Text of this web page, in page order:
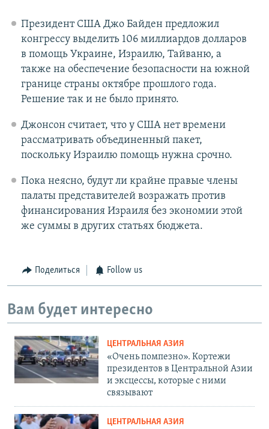
Президент США Джо Байден предложил
конгрессу выделить 106 миллиардов долларов
в помощь Украине, Израилю, Тайваню, а
также на обеспечение безопасности на южной
границе страны октябре прошлого года.
Решение так и не было принято.
Джонсон считает, что у США нет времени
рассматривать объединенный пакет,
поскольку Израилю помощь нужна срочно.
Пока неясно, будут ли крайне правые члены
палаты представителей возражать против
финансирования Израиля без экономии этой
же суммы в других статьях бюджета.
Поделиться Follow us
Вам будет интересно
ЦЕНТРАЛЬНАЯ АЗИЯ
«Очень помпезно». Кортежи
президентов в Центральной Азии
и эксцессы, которые с ними
связывают
ЦЕНТРАЛЬНАЯ АЗИЯ